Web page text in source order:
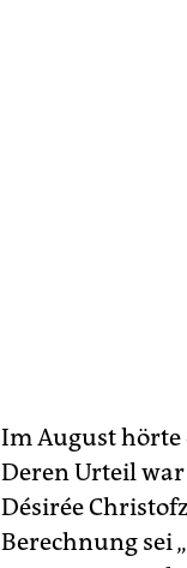
Im August hörte
Deren Urteil
Désirée
Berechnung sei